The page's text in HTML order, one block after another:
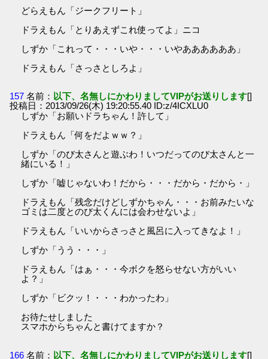
どらえもん「ジークフリート」
ドラえもん「とりあえずこれ使ってよ」ニコ
しずか「これって・・・いや・・・いやああああああ」
ドラえもん「さっさとしろよ」
157 名前： 以下、名無しにかわりましてVIPがお送りします[]
投稿日：2013/09/26(木) 19:20:55.40 ID:z/4ICXLU0
しずか「お願いドラちゃん！許して」
ドラえもん「何をだよｗｗ？」
しずか「のび太さんと遊ぶわ！いつだってのび太さんと一
緒にいる！」
しずか「嘘じゃないわ！だから・・・だから・だから・」
ドラえもん「残念だけどしずかちゃん・・・お前みたいな
ゴミは二度とのび太くんには会わせないよ」
ドラえもん「いいからさっさと風呂に入ってきなよ！」
しずか「うう・・・」
ドラえもん「はぁ・・・今ボクを怒らせない方がいい
よ？」
しずか「ビクッ！・・・わかったわ」
お待たせしました
スマホからちゃんと書けてますか？
166 名前： 以下、名無しにかわりましてVIPがお送りします[]